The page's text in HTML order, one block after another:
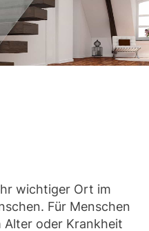
wichtiger Ort im
Für Menschen
Alter oder Krankheit